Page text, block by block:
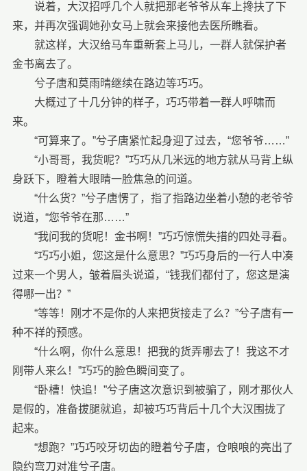
说着，大汉招呼几个人就把那老爷爷从车上搀扶了下
来，并再次强调她孙女马上就会来接他去医所瞧看。
就这样，大汉给马车重新套上马儿，一群人就保护者
金书离去了。
兮子唐和莫雨晴继续在路边等巧巧。
大概过了十几分钟的样子，巧巧带着一群人呼啸而
来。
“可算来了。”兮子唐紧忙起身迎了过去，“您爷爷……”
“小哥哥，我货呢？”巧巧从几米远的地方就从马背上纵
身跃下，瞪着大眼睛一脸焦急的问道。
“什么货？”兮子唐愣了，指了指路边坐着小憩的老爷爷
说道，“您爷爷在那……”
“我问我的货呢！金书啊！”巧巧惊慌失措的四处寻看。
“巧巧小姐，您这是什么意思？”巧巧身后的一行人中凑
过来一个男人，皱着眉头说道，“钱我们都付了，您这是演
得哪一出？”
“等等！刚才不是你的人来把货接走了么？”兮子唐有一
种不祥的预感。
“什么啊，你什么意思！把我的货弄哪去了！我这不才
刚带人来么！”巧巧的脸色瞬间变了。
“卧槽！快追！”兮子唐这次意识到被骗了，刚才那伙人
是假的，准备拔腿就追，却被巧巧背后十几个大汉围拢了
起来。
“想跑？”巧巧咬牙切齿的瞪着兮子唐，仓哴哴的亮出了
隐约弯刀对准兮子唐。